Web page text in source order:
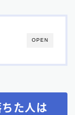
OPEN
た人は